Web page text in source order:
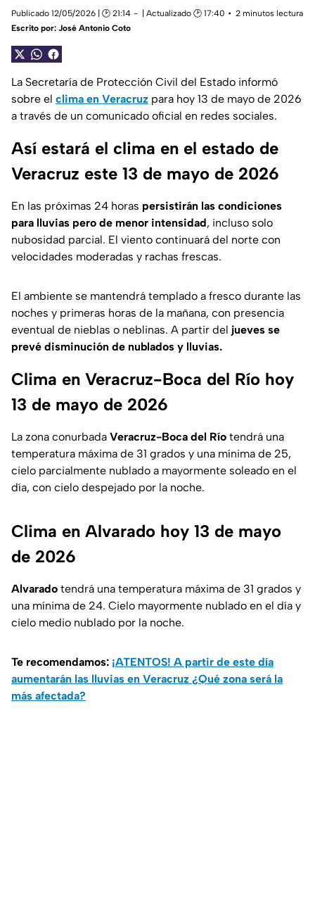
Publicado 12/05/2026 | 🕑 21:14 | Actualizado 🕑 17:40
2 minutos lectura
Escrito por: José Antonio Coto
La Secretaría de Protección Civil del Estado informó
sobre el clima en Veracruz para hoy 13 de mayo de 2026
a través de un comunicado oficial en redes sociales.
Así estará el clima en el estado de
Veracruz este 13 de mayo de 2026
En las próximas 24 horas persistirán las condiciones
para lluvias pero de menor intensidad, incluso solo
nubosidad parcial. El viento continuará del norte con
velocidades moderadas y rachas frescas.
El ambiente se mantendrá templado a fresco durante las
noches y primeras horas de la mañana, con presencia
eventual de nieblas o neblinas. A partir del jueves se
prevé disminución de nublados y lluvias.
Clima en Veracruz-Boca del Río hoy
13 de mayo de 2026
La zona conurbada Veracruz-Boca del Río tendrá una
temperatura máxima de 31 grados y una mínima de 25,
cielo parcialmente nublado a mayormente soleado en el
día, con cielo despejado por la noche.
Clima en Alvarado hoy 13 de mayo
de 2026
Alvarado tendrá una temperatura máxima de 31 grados y
una mínima de 24. Cielo mayormente nublado en el día y
cielo medio nublado por la noche.
Te recomendamos: ¡ATENTOS! A partir de este día
aumentarán las lluvias en Veracruz ¿Qué zona será la
más afectada?